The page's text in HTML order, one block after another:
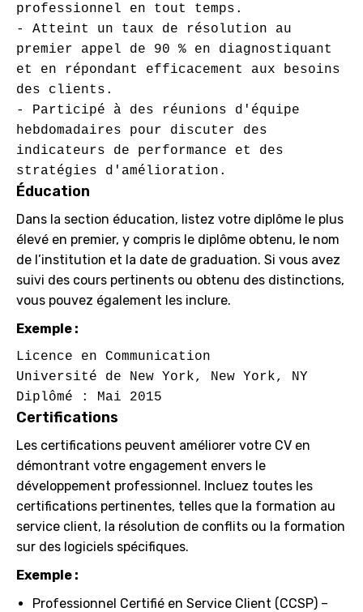
professionnel en tout temps.
- Atteint un taux de résolution au
premier appel de 90 % en diagnostiquant
et en répondant efficacement aux besoins
des clients.
- Participé à des réunions d'équipe
hebdomadaires pour discuter des
indicateurs de performance et des
Éducation
Dans la section éducation, listez votre diplôme le plus
élevé en premier, y compris le diplôme obtenu, le nom
de l’institution et la date de graduation. Si vous avez
suivi des cours pertinents ou obtenu des distinctions,
vous pouvez également les inclure.
Exemple :
Licence en Communication
Université de New York, New York, NY
Certifications
Les certifications peuvent améliorer votre CV en
démontrant votre engagement envers le
développement professionnel. Incluez toutes les
certifications pertinentes, telles que la formation au
service client, la résolution de conflits ou la formation
sur des logiciels spécifiques.
Exemple :
Professionnel Certifié en Service Client (CCSP) –